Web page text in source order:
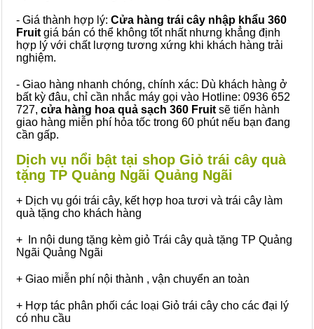
- Giá thành hợp lý: Cửa hàng trái cây nhập khẩu 360
Fruit giá bán có thể không tốt nhất nhưng khẳng định
hợp lý với chất lượng tương xứng khi khách hàng trải
nghiệm.
- Giao hàng nhanh chóng, chính xác: Dù khách hàng ở
bất kỳ đâu, chỉ cần nhắc máy gọi vào Hotline: 0936 652
727, cửa hàng hoa quả sạch 360 Fruit sẽ tiến hành
giao hàng miễn phí hỏa tốc trong 60 phút nếu bạn đang
cần gấp.
Dịch vụ nổi bật tại shop Giỏ trái cây quà
tặng TP Quảng Ngãi Quảng Ngãi
+ Dịch vụ gói trái cây, kết hợp hoa tươi và trái cây làm
quà tặng cho khách hàng
+ In nội dung tặng kèm giỏ Trái cây quà tặng TP Quảng
Ngãi Quảng Ngãi
+ Giao miễn phí nội thành , vận chuyển an toàn
+ Hợp tác phân phối các loại Giỏ trái cây cho các đại lý
có nhu cầu